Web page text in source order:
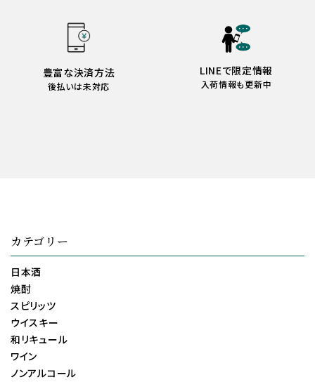
豊富な決済方法
後払いは未対応
LINEで限定情報
入荷情報も更新中
カテゴリー
日本酒
焼酎
スピリッツ
ウイスキー
和リキュール
ワイン
ノンアルコール